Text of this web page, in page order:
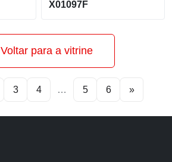
X01097F
Voltar para a vitrine
3 4 … 5 6 »